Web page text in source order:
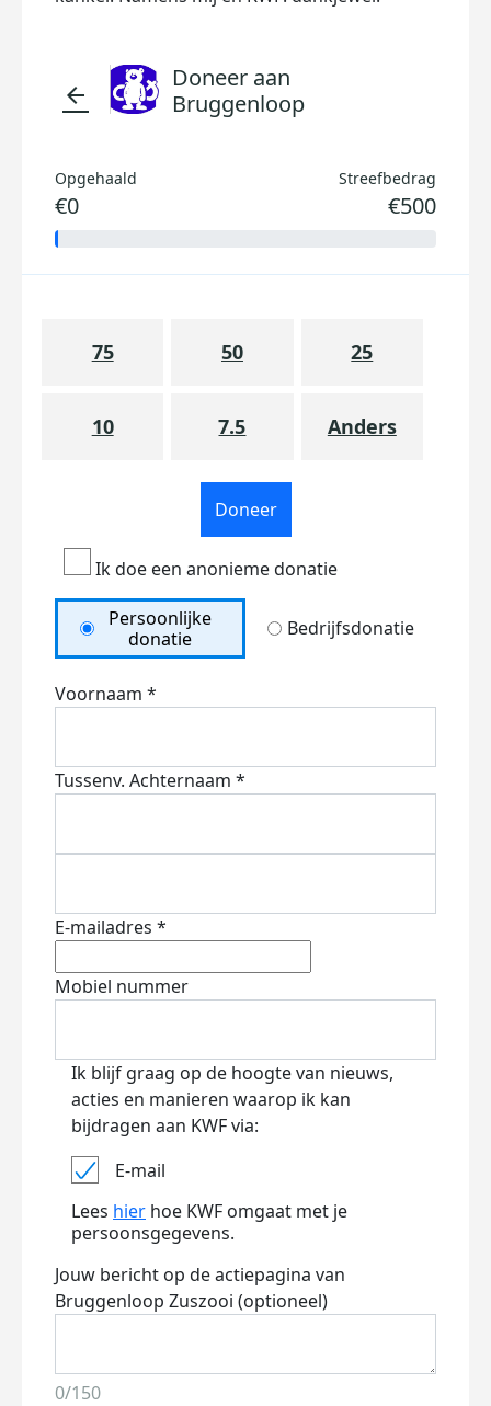
arrow_back
Doneer aan
Bruggenloop
Opgehaald
€0
Streefbedrag
€500
75 50 25
10 7.5 Anders
Doneer
Ik doe een anonieme donatie
Persoonlijke
donatie
Bedrijfsdonatie
Voornaam *
Tussenv. Achternaam *
E-mailadres *
Mobiel nummer
Ik blijf graag op de hoogte van nieuws,
acties en manieren waarop ik kan
bijdragen aan KWF via:
E-mail
Lees hier hoe KWF omgaat met je
persoonsgegevens.
Jouw bericht op de actiepagina van
Bruggenloop Zuszooi (optioneel)
0/150